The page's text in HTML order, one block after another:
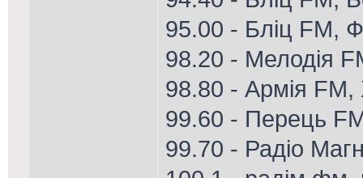
95.00 - Бліц FM,
98.20 - Мелодія
98.80 - Армія
99.60 - Перець
99.70 - Радіо